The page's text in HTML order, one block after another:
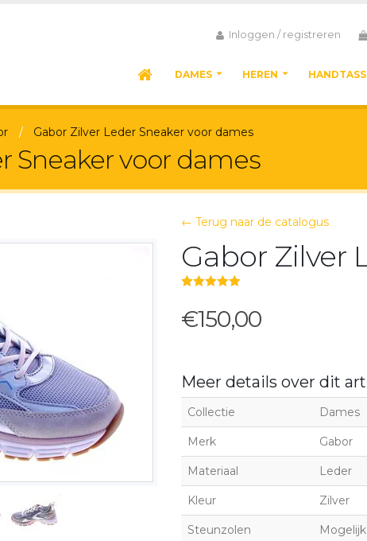
Inloggen / registreren
DAMES HEREN
Gabor Zilver Leder Sneaker voor dames
Sneaker voor dames
← Terug naar de catalogus
Gabor Zilver
€150,00
Meer details over dit
Collectie Dames
Merk Gabor
Materiaal Leder
Kleur Zilver
Steunzolen Mogelijk